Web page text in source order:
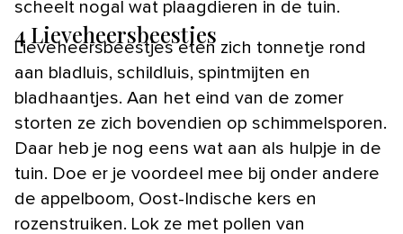
scheelt nogal wat plaagdieren in de tuin.
4 Lieveheersbeestjes
Lieveheersbeestjes eten zich tonnetje rond
aan bladluis, schildluis, spintmijten en
bladhaantjes. Aan het eind van de zomer
storten ze zich bovendien op schimmelsporen.
Daar heb je nog eens wat aan als hulpje in de
tuin. Doe er je voordeel mee bij onder andere
de appelboom, Oost-Indische kers en
rozenstruiken. Lok ze met pollen van